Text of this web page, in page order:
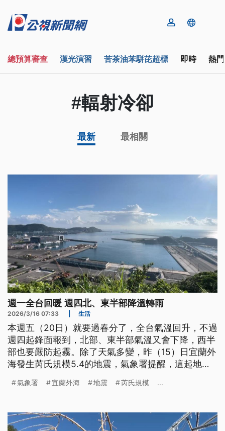
總預算審查 漢光演習 苦茶油苯駢芘超標 即時 熱
#輻射冷卻
最新 最相關
週一全台回暖 週四北、東半部降溫轉雨
2026/3/16 07:33 生活
本週五（20日）就要過春分了，全台氣溫回升，不過
週四起鋒面報到，北部、東半部氣溫又會下降，西半
部也要嚴防起霧。除了天氣多變，昨（15）日宜蘭外
海發生芮氏規模5.4的地震，氣象署提醒，這起地震
餘震發生。
氣象署 宜蘭外海 地震 芮氏規模 ...